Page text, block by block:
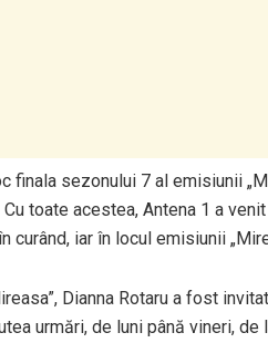
finala sezonului 7 al emisiunii
toate acestea, Antena 1 a
curând, iar în locul emisiunii
Dianna Rotaru a fost
urmări, de luni până vineri,